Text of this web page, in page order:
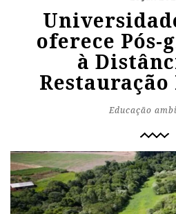
oferece Pós-
à
Educação